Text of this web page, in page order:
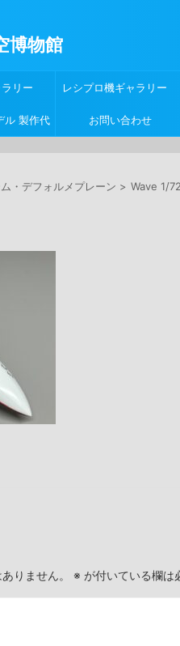
博物館
リー レシプロ機ギャラリー
ル 製作代 お問い合わせ
・デフォルメプレーン > Wave 1/
りません。 ※ が付いている欄は